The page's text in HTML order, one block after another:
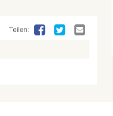
Teilen: